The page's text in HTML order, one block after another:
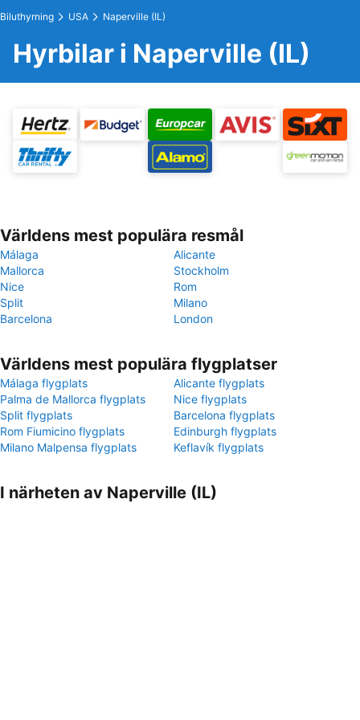
Biluthyrning USA Naperville (IL)
Hyrbilar i Naperville (IL)
Världens mest populära resmål
Málaga
Alicante
Mallorca
Stockholm
Nice
Rom
Split
Milano
Barcelona
London
Världens mest populära flygplatser
Málaga flygplats
Alicante flygplats
Palma de Mallorca flygplats
Nice flygplats
Split flygplats
Barcelona flygplats
Rom Fiumicino flygplats
Edinburgh flygplats
Milano Malpensa flygplats
Keflavík flygplats
I närheten av Naperville (IL)